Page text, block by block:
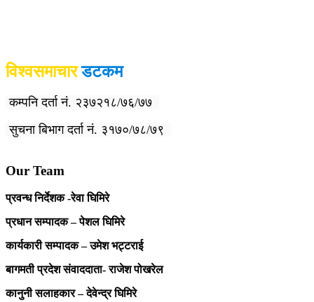
विश्वसमाचारडटकम
कम्पनि दर्ता नं. २३७२१८/७६/७७
सुचना बिभाग दर्ता नं. ३१७०/७८/७९
Our Team
प्रवन्ध निर्देशक -रेवा घिमिरे
प्रधान सम्पादक – पेशल घिमिरे
कार्यकारी सम्पादक – उमेश भट्टराई
बागमती प्रदेश संवाददाता- राजेश पोखरेल
कानुनी सलाहकार – देवेन्द्र घिमिरे